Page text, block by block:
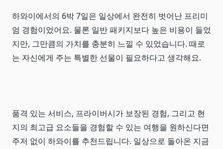
하와이에서의 6박 7일은 일상에서 완전히 벗어난 프리미
엄 경험이었어요. 물론 일반 패키지보다 높은 비용이 들었
지만, 그만큼의 가치를 충분히 느낄 수 있었습니다. 때로
는 자신에게 주는 특별한 선물이 필요하다고 생각해요.
품격 있는 서비스, 프라이버시가 보장된 경험, 그리고 현
지의 최고급 요소들을 경험할 수 있는 여행을 원하신다면
주저 없이 하와이를 추천드립니다. 일상으로 돌아온 지금